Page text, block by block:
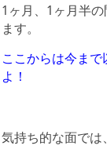
1ヶ月、1ヶ月半
ます。
ここからは今ま
よ！
気持ち的な面では、